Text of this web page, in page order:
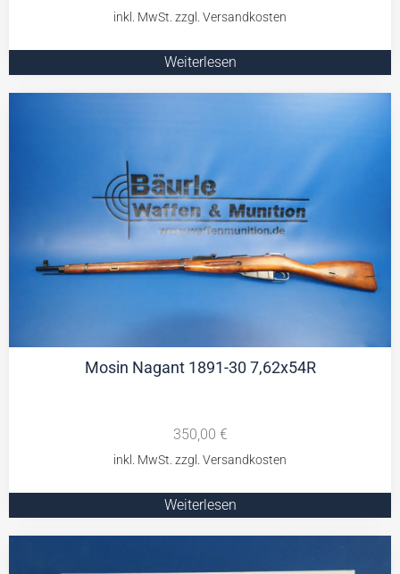
Weiterlesen
Mosin Nagant 1891-30 7,62x54R
350,00 €
Weiterlesen